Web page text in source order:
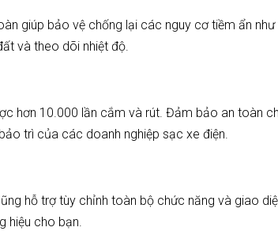
giúp bảo vệ chống lại các nguy cơ tiềm ẩn
và theo dõi nhiệt độ.
hơn 10.000 lần cắm và rút. Đảm bảo an toàn
trì của các doanh nghiệp sạc xe điện.
hỗ trợ tùy chỉnh toàn bộ chức năng và giao
hiệu cho bạn.